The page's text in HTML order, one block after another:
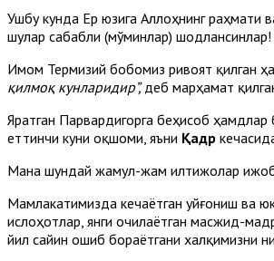
Ушбу кунда Ер юзига Аллоҳнинг раҳмати
шулар сабабли (мўминлар) шодлансинлар!
Имом Термизий бобомиз ривоят қилган
қилмоқ кунларидир”,деб марҳамат
Яратган Парвардигорга беҳисоб
еттинчи куни оқшоми, яъни Қадр
Мана шундай жамул-жам илтижолар
Мамлакатимизда кечаётган уйғониш ва
ислоҳотлар, янги очилаётган масжид-
йил сайин ошиб бораётгани халқимизни